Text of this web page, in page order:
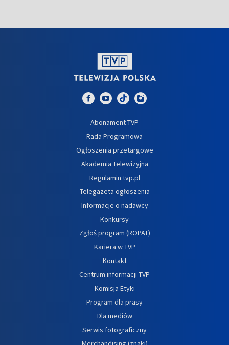
Abonament TVP
Rada Programowa
Ogłoszenia przetargowe
Akademia Telewizyjna
Regulamin tvp.pl
Telegazeta ogłoszenia
Informacje o nadawcy
Konkursy
Zgłoś program (ROPAT)
Kariera w TVP
Kontakt
Centrum informacji TVP
Komisja Etyki
Program dla prasy
Dla mediów
Serwis fotograficzny